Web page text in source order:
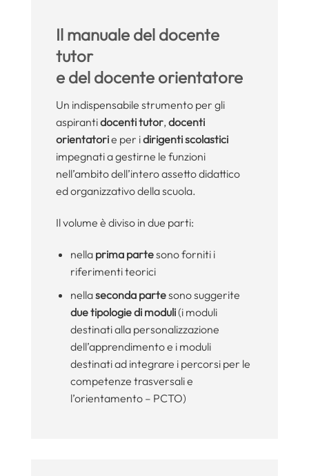
Il manuale del docente
tutor
e del docente orientatore
Un indispensabile strumento per gli
aspirantidocenti tutor,docenti
orientatorie per idirigenti scolastici
impegnati a gestirne le funzioni
nell’ambito dell’intero assetto didattico
ed organizzativo della scuola.
Il volume è diviso in due parti:
nella prima partesono forniti i
riferimenti teorici
nellaseconda partesono suggerite
due tipologie di moduli(i moduli
destinati alla personalizzazione
dell’apprendimento e i moduli
destinati ad integrare i percorsi per le
competenze trasversali e
l’orientamento – PCTO)